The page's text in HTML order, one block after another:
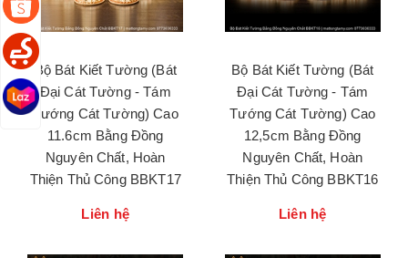
Bộ Bát Kiết Tường (Bát
Đại Cát Tường - Tám
Tướng Cát Tường) Cao
11.6cm Bằng Đồng
Nguyên Chất, Hoàn
Thiện Thủ Công BBKT17
Liên hệ
Bộ Bát Kiết Tường (Bát
Đại Cát Tường - Tám
Tướng Cát Tường) Cao
12,5cm Bằng Đồng
Nguyên Chất, Hoàn
Thiện Thủ Công BBKT16
Liên hệ